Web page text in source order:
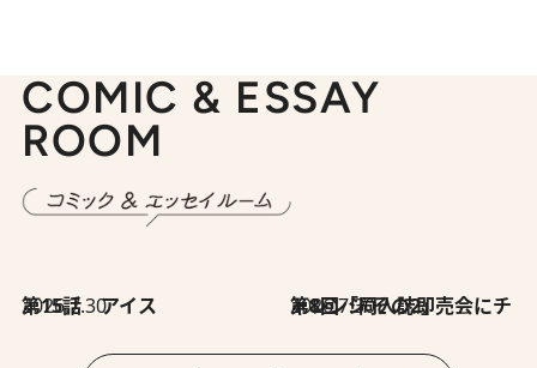
COMIC & ESSAY
ROOM
2026.7.30
第15話 アイス 2026.7.30
第8回「同人誌即売会にチャレンジ その2」